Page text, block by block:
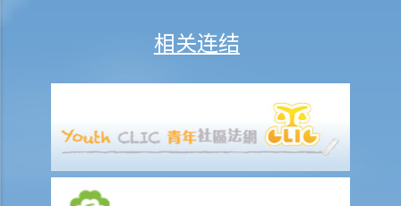
1. 用途条款
2. 先决条件
3. 陈述及保证
相关连结